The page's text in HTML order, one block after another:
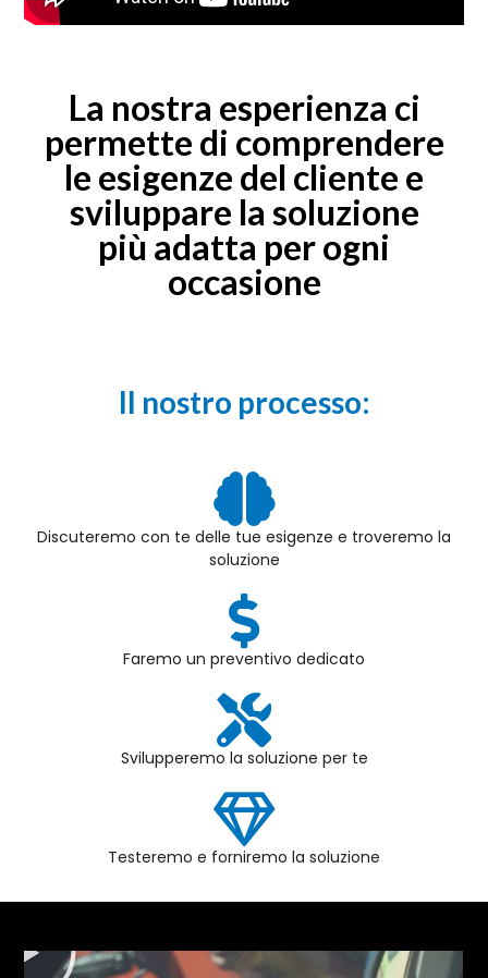
La nostra esperienza ci
permette di comprendere
le esigenze del cliente e
sviluppare la soluzione
più adatta per ogni
occasione
Il nostro processo:
Discuteremo con te delle tue esigenze e troveremo la
soluzione
Faremo un preventivo dedicato
Svilupperemo la soluzione per te
Testeremo e forniremo la soluzione